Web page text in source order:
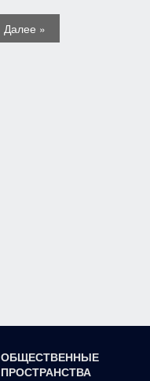
Далее »
ОБЩЕСТВЕННЫЕ
ПРОСТРАНСТВА